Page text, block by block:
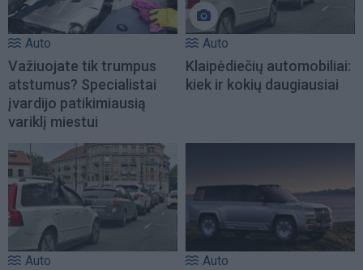
Auto
Važiuojate tik trumpus
atstumus? Specialistai
įvardijo patikimiausią
variklį miestui
Auto
Klaipėdiečių automobiliai:
kiek ir kokių daugiausiai
Auto Auto